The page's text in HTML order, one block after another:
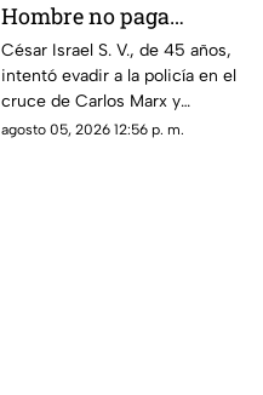
Hombre no paga
pensión alimentaria en
Ciudad Juárez
César Israel S. V., de 45 años,
intentó evadir a la policía en el
cruce de Carlos Marx y
Magneto; al consultar
agosto 05, 2026 12:56 p. m.